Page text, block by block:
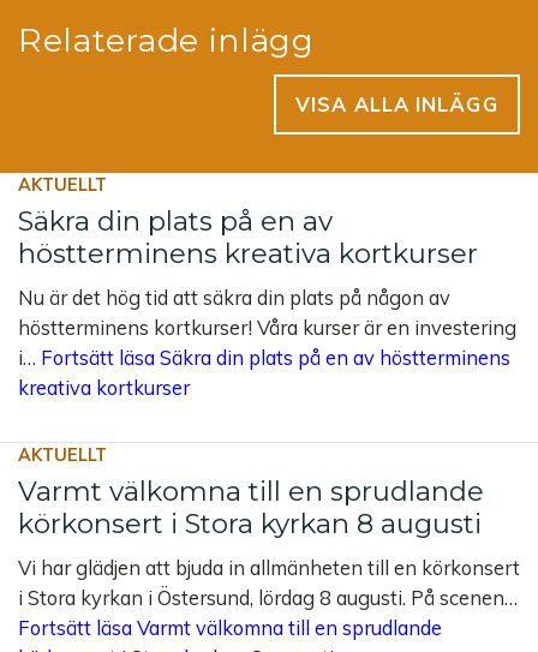
Relaterade inlägg
VISA ALLA INLÄGG
AKTUELLT
Säkra din plats på en av
höstterminens kreativa kortkurser
Nu är det hög tid att säkra din plats på någon av
höstterminens kortkurser! Våra kurser är en investering
i… Fortsätt läsa Säkra din plats på en av höstterminens
kreativa kortkurser
AKTUELLT
Varmt välkomna till en sprudlande
körkonsert i Stora kyrkan 8 augusti
Vi har glädjen att bjuda in allmänheten till en körkonsert
i Stora kyrkan i Östersund, lördag 8 augusti. På scenen…
Fortsätt läsa Varmt välkomna till en sprudlande